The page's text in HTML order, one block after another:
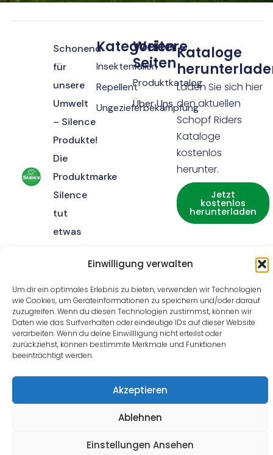
Einwilligung verwalten
Um dir ein optimales Erlebnis zu bieten, verwenden wir Technologien
wie Cookies, um Geräteinformationen zu speichern und/oder darauf
zuzugreifen. Wenn du diesen Technologien zustimmst, können wir
Daten wie das Surfverhalten oder eindeutige IDs auf dieser Website
verarbeiten. Wenn du deine Einwillligung nicht erteilst oder
zurückziehst, können bestimmte Merkmale und Funktionen
beeinträchtigt werden.
Akzeptieren
Ablehnen
Einstellungen Ansehen
Schonend
für
unsere
Umwelt
– Silence
Produkte!
Die
Produktmarke
Silence
tut
etwas
unsere
Umwelt.
Kategorien
Insektenfallen
Repellent
Ungezieferbekämpfung
Weitere
Seiten
Produktkatalog
Über Uns
Kataloge
Laden Sie sich hier
den aktuellen
Schopf Riders
Kataloge
kostenlos
herunter.
Jetzt
kostenlos
herunterladen
Copyright © 2025 Schopf
Hygiene
Datenschutz